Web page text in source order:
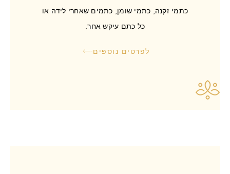
כתמי זקנה, כתמי שומן, כתמים שאחרי לידה או
כל כתם עיקש אחר.
לפרטים נוספים